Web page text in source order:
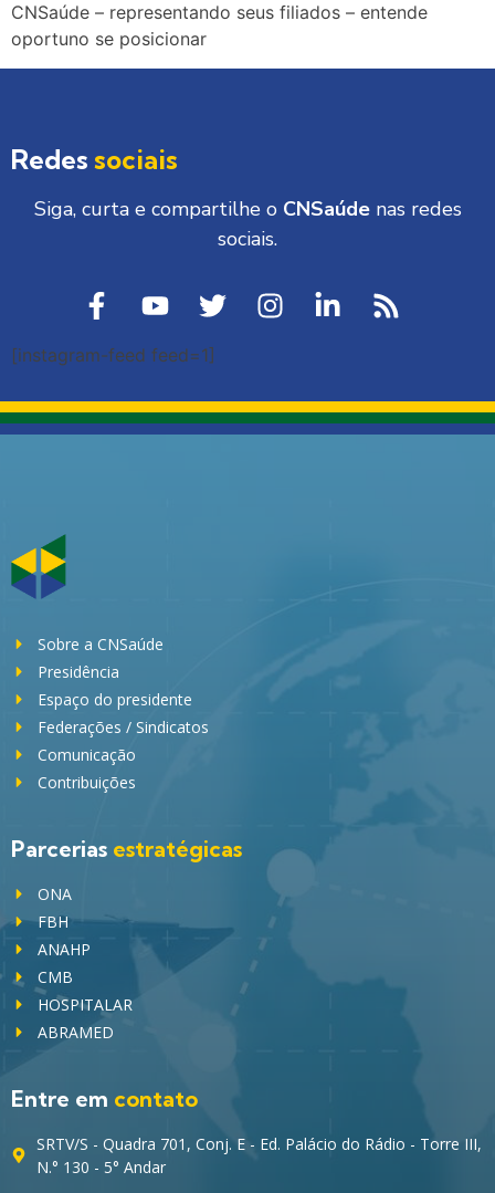
CNSaúde – representando seus filiados – entende
oportuno se posicionar
Redes sociais
Siga, curta e compartilhe o CNSaúdenas redes
sociais.
[instagram-feed feed=1]
Sobre a CNSaúde
Presidência
Espaço do presidente
Federações / Sindicatos
Comunicação
Contribuições
Parcerias estratégicas
ONA
FBH
ANAHP
CMB
HOSPITALAR
ABRAMED
Entre em contato
SRTV/S - Quadra 701, Conj. E - Ed. Palácio do Rádio - Torre III,
N.° 130 - 5° Andar